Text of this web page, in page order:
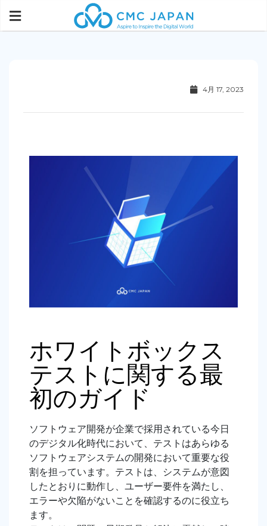
4月 17, 2023
ホワイトボックス
テストに関する最
初のガイド
ソフトウェア開発が企業で採用されている今日
のデジタル化時代において、テストはあらゆる
ソフトウェアシステムの開発において重要な役
割を担っています。テストは、システムが意図
したとおりに動作し、ユーザー要件を満たし、
エラーや欠陥がないことを確認するのに役立ち
ます。